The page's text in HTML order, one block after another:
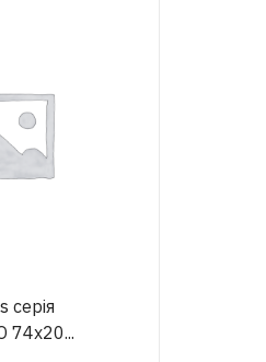
серія
74х20...